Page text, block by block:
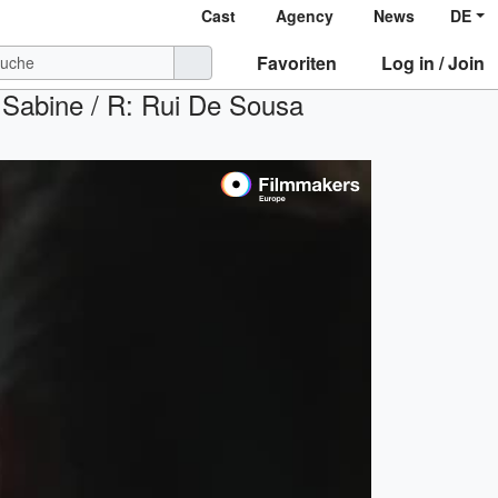
Cast Agency News DE
Favoriten Log in / Join
/ R: Rui De Sousa